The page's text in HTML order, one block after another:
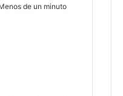
de un minuto